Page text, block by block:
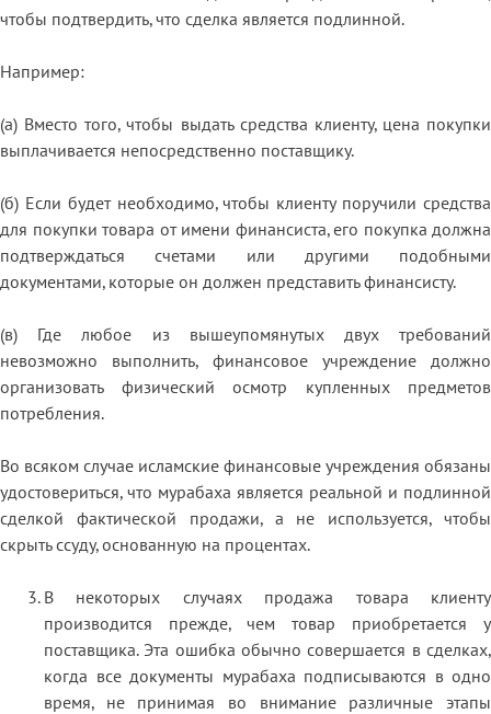
чтобы подтвердить, что сделка является подлинной.
Например:
(a) Вместо того, чтобы выдать средства клиенту, цена покупки
выплачивается непосредственно поставщику.
(б) Если будет необходимо, чтобы клиенту поручили средства
для покупки товара от имени финансиста, его покупка должна
подтверждаться счетами или другими подобными
документами, которые он должен представить финансисту.
(в) Где любое из вышеупомянутых двух требований
невозможно выполнить, финансовое учреждение должно
организовать физический осмотр купленных предметов
потребления.
Во всяком случае исламские финансовые учреждения обязаны
удостовериться, что мурабаха является реальной и подлинной
сделкой фактической продажи, а не используется, чтобы
скрыть ссуду, основанную на процентах.
В некоторых случаях продажа товара клиенту
производится прежде, чем товар приобретается у
поставщика. Эта ошибка обычно совершается в сделках,
когда все документы мурабаха подписываются в одно
время, не принимая во внимание различные этапы